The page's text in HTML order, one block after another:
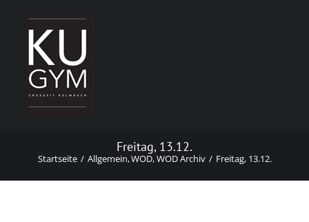
springen
Freitag, 13.12.
Startseite Allgemein WOD WOD Archiv Freitag, 13.12.